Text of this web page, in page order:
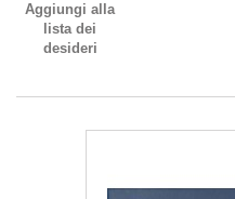
Aggiungi alla
lista dei
desideri